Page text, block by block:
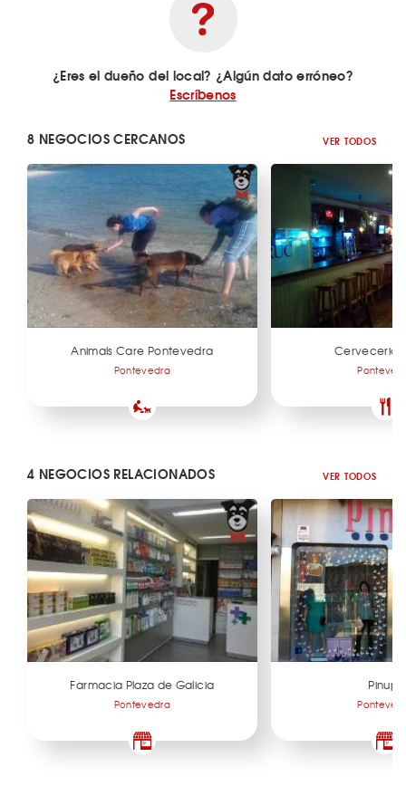
¿Eres el dueño del local? ¿Algún dato erróneo?
Escríbenos
8 NEGOCIOS CERCANOS VER TODOS
Animals Care Pontevedra
Pontevedra
Cerveceria
4 NEGOCIOS RELACIONADOS VER TODOS
Farmacia Plaza de Galicia
Pontevedra
Pinups